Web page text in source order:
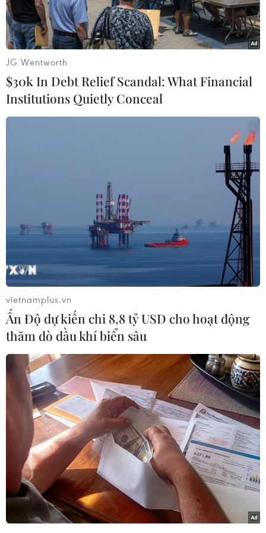
Nhà máy Coca-Cola ở Moscow. (Nguồn: Sputnik)
Nhật báo Phố Wall ngày 13/3 đưa tin cho hay,
các nhà chức trách Nga - vốn đang phải đang
đối mặt với thảm họa kinh tế tiềm tàng khi các
lệnh trừng phạt của phương Tây bắt đầu có hiệu
lực - đã khuyến nghị với các công ty nước ngoài
dự định rút khỏi nước này về khả năng có thể bị
mất quyền sở hữu các tài sản tại Nga.
Theo tờ báo trên, các công tố viên Nga đã đưa ra
khuyến nghị đối với một số doanh nghiệp nước
ngoài - thông qua các cuộc gọi, gửi thư và thậm
chí cả gặp trực tiếp - bao gồm Coca-Cola,
McDonald's, Procter & Gamble, IBM và Yum
Brands (công ty mẹ của KFC và Pizza Hut).
Họ cho hay các doanh nghiệp nước ngoài có thể
mất quyền sở hữu đối với những tài sản ở Nga,
bao gồm cả tài sản về trí tuệ.
[Công ty khai khoáng hàng đầu Australia
ngừng hợp tác với Nga]
Trong khi đó, Đại sứ quán Nga tại Mỹ cho hay
JG Wentworth
$30k In Debt Relief Scandal: What Financial
Institutions Quietly Conceal
vietnamplus.vn
Ấn Độ dự kiến chi 8,8 tỷ USD cho hoạt động
thăm dò dầu khí biển sâu